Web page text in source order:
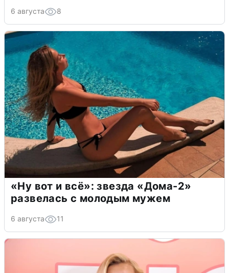
6 августа 8
«Ну вот и всё»: звезда «Дома-2»
развелась с молодым мужем
6 августа 11